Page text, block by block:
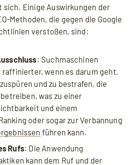
sich. Einige Auswirkungen der
Methoden, die gegen die Google
verstoßen, sind:
: Suchmaschinen
wenn es darum geht,
und zu bestrafen, die
betreiben, was zu einer
und einem
oder sogar zur Verbannung
führen kann.
Rufs: Die Anwendung
kann dem Ruf und der